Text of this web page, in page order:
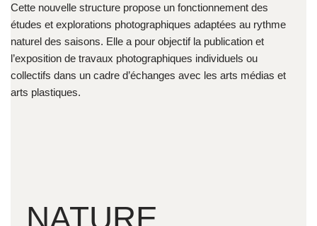
Cette nouvelle structure propose un fonctionnement des
études et explorations photographiques adaptées au rythme
naturel des saisons. Elle a pour objectif la publication et
l’exposition de travaux photographiques individuels ou
collectifs dans un cadre d’échanges avec les arts médias et
arts plastiques.
NATURE